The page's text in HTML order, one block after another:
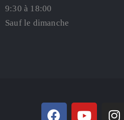
9:30 à 18:00
Sauf le dimanche